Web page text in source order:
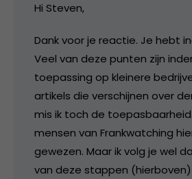
Hi Steven,
Dank voor je reactie. Je hebt
Veel van deze punten zijn
toepassing op kleinere
artikels die verschijnen over
mis ik toch de
mensen van Frankwatching
gewezen. Maar ik volg je wel
van deze stappen